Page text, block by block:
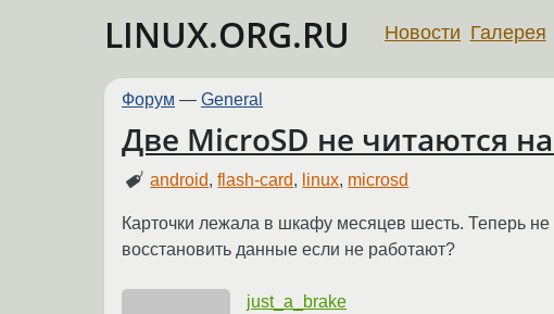
LINUX.ORG.RU Новости Галерея
Форум — General
Двe MicroSD не читаются
android,flash-card, linux, microsd
Карточки лежала в шкафу месяцев шесть. Теперь
восстановить данные если не работают?
just_a_brake